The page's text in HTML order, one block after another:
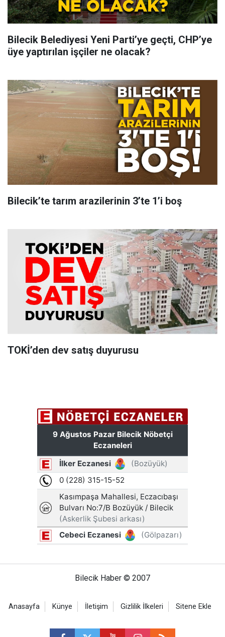
Bilecik Belediyesi Yeni Parti’ye geçti, CHP’ye
üye yaptırılan işçiler ne olacak?
Bilecik’te tarım arazilerinin 3’te 1’i boş
TOKİ’den dev satış duyurusu
Bilecik Haber © 2007
Anasayfa Künye İletişim Gizlilik İlkeleri Sitene Ekle